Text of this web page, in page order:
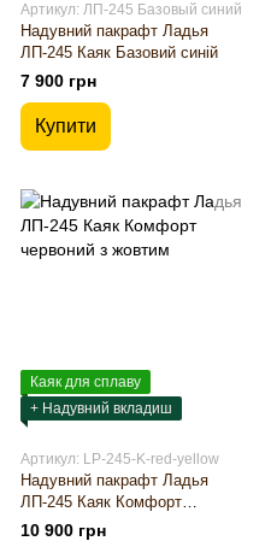
Артикул: ЛП-245 Базовый синий
Надувний пакрафт Ладья
ЛП-245 Каяк Базовий синій
7 900 грн
Купити
Каяк для сплаву
+ Надувний вкладиш
Артикул: LP-245-K-red-yellow
Надувний пакрафт Ладья
ЛП-245 Каяк Комфорт
червоний з жовтим
10 900 грн